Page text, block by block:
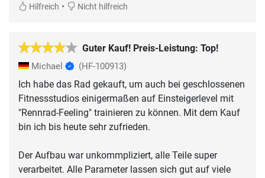
Hilfreich • Nicht hilfreich
Guter Kauf! Preis-Leistung: Top!
Michael (HF-100913)
Ich habe das Rad gekauft, um auch bei geschlossenen
Fitnessstudios einigermaßen auf Einsteigerlevel mit
"Rennrad-Feeling" trainieren zu können. Mit dem Kauf
bin ich bis heute sehr zufrieden.
Der Aufbau war unkommpliziert, alle Teile super
verarbeitet. Alle Parameter lassen sich gut auf viele